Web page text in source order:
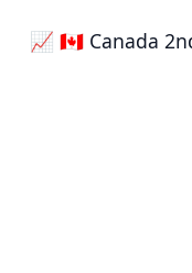
📈 🇨🇦 Canada